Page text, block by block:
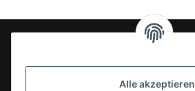
Alle akzeptieren
24-7en Kioskbedarf GmbH